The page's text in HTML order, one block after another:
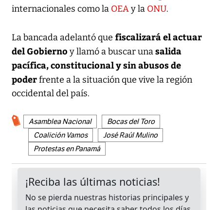
internacionales como la OEAy la ONU.
La bancada adelantó que fiscalizará el actuar
del Gobierno y llamó a buscar unasalida
pacífica, constitucional y sin abusos de
poderfrente a la situación que vive la región
occidental del país.
Asamblea Nacional
Bocas del Toro
Coalición Vamos
José Raúl Mulino
Protestas en Panamá